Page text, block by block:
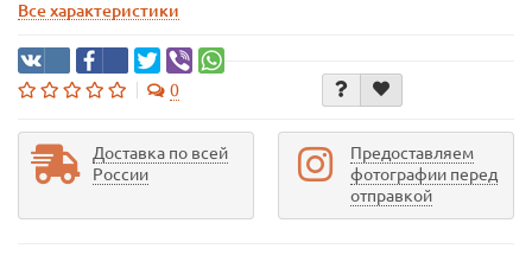
Все характеристики
0
Доставка по всей
России
Предоставляем
фотографии перед
отправкой